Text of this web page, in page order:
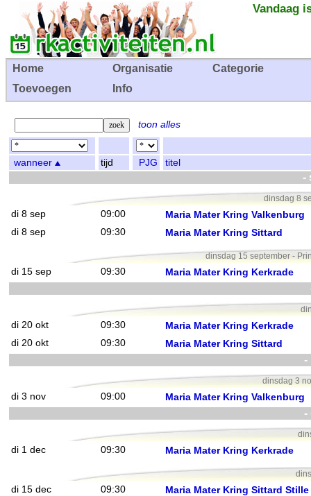
Vandaag
Home Organisatie
Categorie
Toevoegen
Info
toon alles
wanneer tijd PJG titel
-
dinsdag 8
di 8 sep 09:00 Maria Mater Kring Valkenburg
di 8 sep 09:30 Maria Mater Kring Sittard
dinsdag 15 september -
di 15 sep 09:30 Maria Mater Kring Kerkrade
di 20 okt 09:30 Maria Mater Kring Kerkrade
di 20 okt 09:30 Maria Mater Kring Sittard
-
dinsdag 3
di 3 nov 09:00 Maria Mater Kring Valkenburg
-
di 1 dec 09:30 Maria Mater Kring Kerkrade
di 15 dec 09:30 Maria Mater Kring Sittard Stille